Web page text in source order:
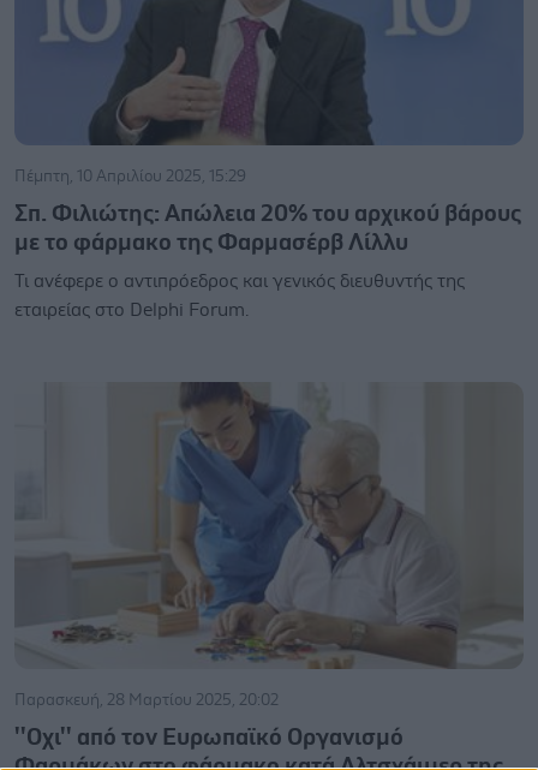
Πέμπτη, 10 Απριλίου 2025, 15:29
Σπ. Φιλιώτης: Απώλεια 20% του αρχικού βάρους
με το φάρμακο της Φαρμασέρβ Λίλλυ
Τι ανέφερε ο αντιπρόεδρος και γενικός διευθυντής της
εταιρείας στο Delphi Forum.
Παρασκευή, 28 Μαρτίου 2025, 20:02
''Οχι'' από τον Ευρωπαϊκό Οργανισμό